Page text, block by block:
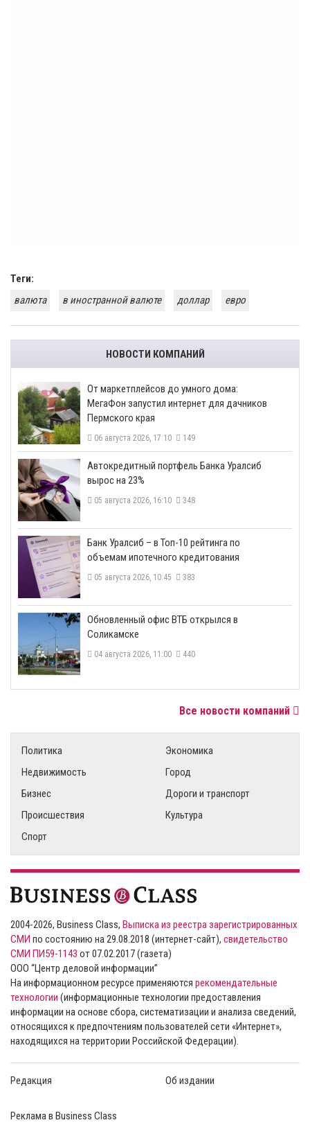
Теги:
валюта
в иностранной валюте доллар евро
НОВОСТИ КОМПАНИЙ
От маркетплейсов до умного дома:
МегаФон запустил интернет для дачников
Пермского края
06 августа 2026, 17:10 149
​Автокредитный портфель Банка Уралсиб
вырос на 23%
05 августа 2026, 16:10 348
​Банк Уралсиб – в Топ-10 рейтинга по
объемам ипотечного кредитования
05 августа 2026, 10:45 383
​Обновленный офис ВТБ открылся в
Соликамске
04 августа 2026, 11:00 440
Все новости компаний
Политика
Экономика
Недвижимость
Город
Бизнес
Дороги и транспорт
Происшествия
Культура
Спорт
2004-2026, Business Class, Выписка из реестра зарегистрированных
СМИ по состоянию на 29.08.2018 (интернет-сайт), свидетельство
СМИ ПИ59-1143 от 07.02.2017 (газета)
ООО “Центр деловой информации”
На информационном ресурсе применяются рекомендательные
технологии (информационные технологии предоставления
информации на основе сбора, систематизации и анализа сведений,
относящихся к предпочтениям пользователей сети «Интернет»,
находящихся на территории Российской Федерации).
Редакция Об издании
Реклама в Business Class